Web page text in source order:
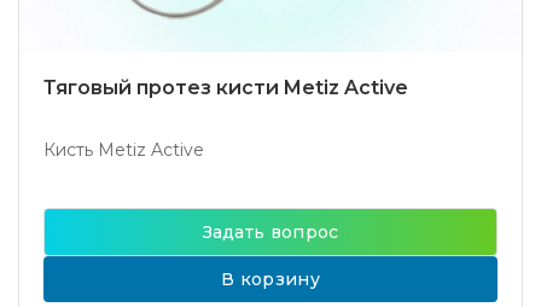
Тяговый протез кисти Metiz Active
Кисть Metiz Active
Задать вопрос
В корзину